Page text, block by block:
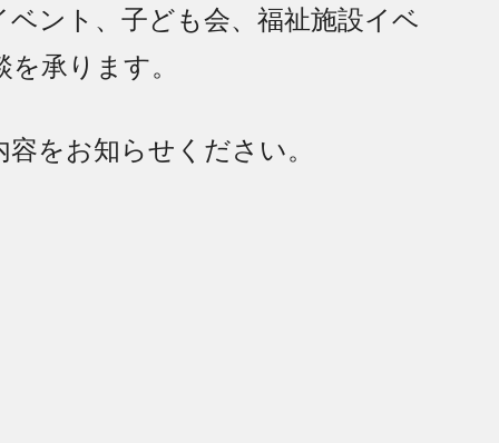
ント、子ども会、福祉施設イベ
承ります。
をお知らせください。